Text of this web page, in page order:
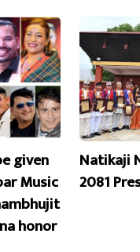
given
Music
honor
Natikaji
2081